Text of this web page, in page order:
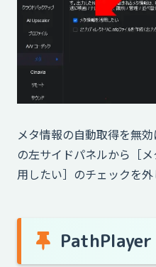
メタ情報の自動取得を無
の左サイドパネルから［
用したい］のチェックを外
PathPlayer